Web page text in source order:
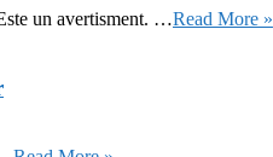
un avertisment. …Read More »